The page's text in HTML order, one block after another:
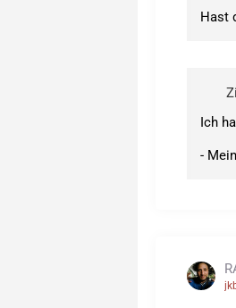
Hast
Ich
-